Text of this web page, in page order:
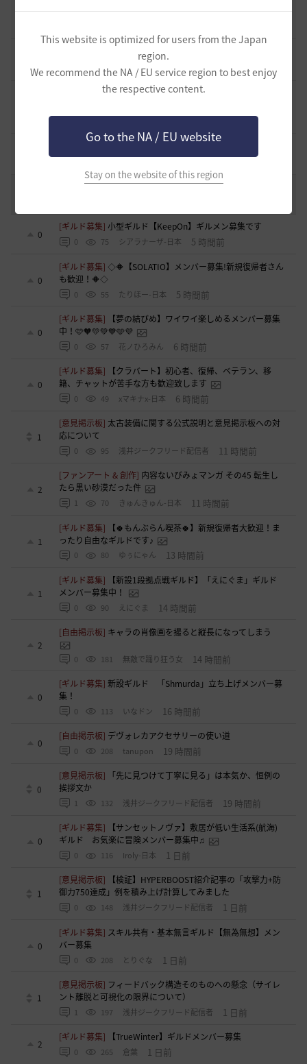
This website is optimized for users from the Japan
region.
We recommend the NA / EU service region to best enjoy
the respective content.
Go to the NA / EU website
Stay on the website of this region
止まらない超高速成長、HYPERBOOST
[開催中のイベント] 今週のイベントは？
0 53.1K 黒い砂漠 2023.02.28
黒い砂漠が初めての冒険者の皆様のために準備したA to Z！
コミュニティの利用にあたって
0
[ギルド募集]小型ギルド【KeepOn】ギルメン募集です
0 75 シアラナーザ-日本 5 時間前
0
[ギルド募集]◇🔶【SOLATIO】メンバー募集!新規復帰者さん
も歓迎！🔶◇
0 55 たりほー-日本 5 時間前
0
[ギルド募集]
【夢の結びめ】ワイワイ楽しめるメンバー募集
中！🩷🧡💛💚💙🩵💜
0 57 花ノひろみん 6 時間前
0
[ギルド募集]
【クラバート】初心者、復帰、ベテラン、移
籍、チャットが苦手な方も歓迎致します
0 49 xマキナx-日本 6 時間前
1
[意見掲示板] 太古装備に関する公式説明と意見掲示板への対
応について
0 95 浅井ジークフリード配信者 11 時間前
2
[ファンアート & 創作] 内容ないびみょマンガ その45 転生し
たら黒い砂漠だった件
1 70 きゅんきゅん-日本 11 時間前
1
[ギルド募集]
【🍀もんぶらん喫茶🍀】新規復帰者大歓迎！ま
ったり自由なギルドです♪
0 80 ゆぅにゃん 13 時間前
1
[ギルド募集]
【新設1段拠点戦ギルド】「えにぐま」ギルド
メンバー募集中！
0 90 えにぐま 14 時間前
2
[自由掲示板] キャラの肖像画を撮ると縦長になってしまう
0 181 無敵で踊り狂う女 14 時間前
0
[ギルド募集]新設ギルド 「Shmurda」立ち上げメンバー募
集！
0 113 いなドン 16 時間前
0
[自由掲示板] デヴォレカアクセサリーの使い道
0 208 tanupon 19 時間前
0
[意見掲示板]
「先に見つけて丁寧に見る」は本気か、恒例の
挨拶文か
1 132 浅井ジークフリード配信者 19 時間前
0
[ギルド募集]
【サンセットノヴァ】敷居が低い生活系(航海)
ギルド お気楽に冒険メンバー募集中♫
0 116 Iroly-日本 1 日前
1
[意見掲示板]
【検証】HYPERBOOST紹介記事の「攻撃力+防
御力750達成」例を積み上げ計算してみました
0 148 浅井ジークフリード配信者 1 日前
0
[ギルド募集] スキル共有・基本無言ギルド【無為無想】メン
バー募集
0 208 とりぐな 1 日前
1
[意見掲示板] フィードバック構造そのものへの懸念（サイレ
ント離脱と可視化の限界について）
1 197 浅井ジークフリード配信者 1 日前
2
[ギルド募集] 【TrueWinter】ギルドメンバー募集
0 265 倉葉 1 日前